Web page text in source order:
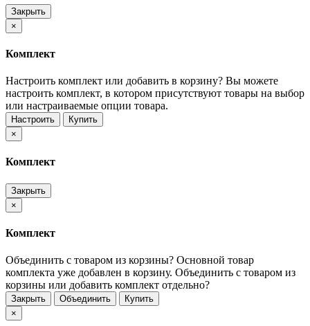
Закрыть
×
Комплект
Настроить комплект или добавить в корзину? Вы можете
настроить комплект, в котором присутствуют товары на выбор
или настраиваемые опции товара.
Настроить
Купить
×
Комплект
Закрыть
×
Комплект
Объединить с товаром из корзины? Основной товар
комплекта уже добавлен в корзину. Объединить с товаром из
корзины или добавить комплект отдельно?
Закрыть Объединить
Купить
×